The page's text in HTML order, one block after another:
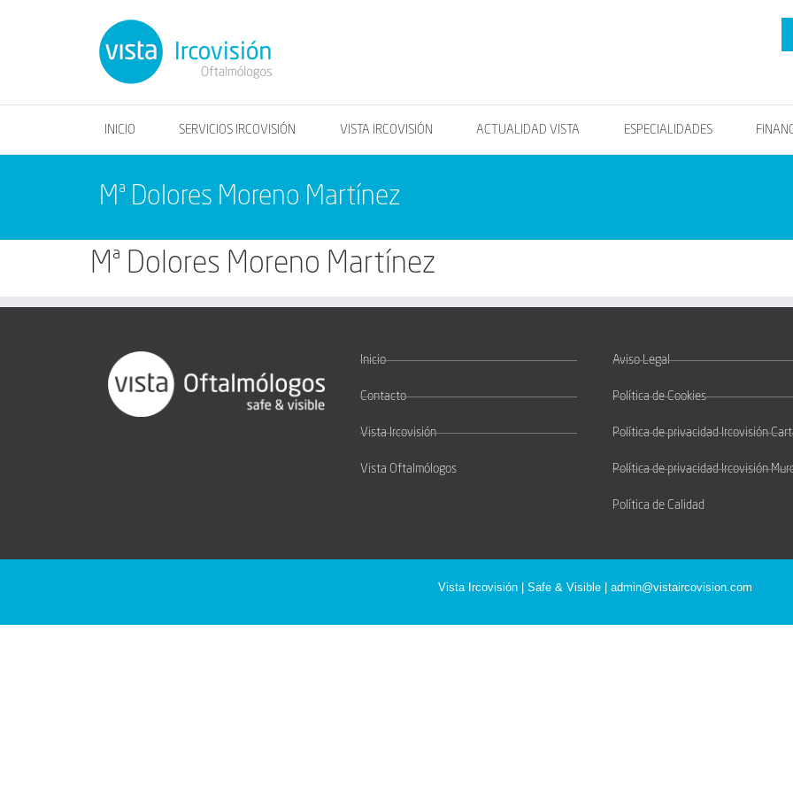
INICIO SERVICIOS IRCOVISIÓN VISTA IRCOVISIÓN ACTUALIDAD VISTA ESPECIALIDADES
Mª Dolores Moreno Martínez
Mª Dolores Moreno Martínez
Inicio
Contacto
Vista Ircovisión
Vista Oftalmólogos
Aviso Legal
Política de Cookies
Política de privacidad Ircovisión
Política de privacidad Ircovisión
Política de Calidad
Vista Ircovisión | Safe & Visible | admin@vistaircovision.com